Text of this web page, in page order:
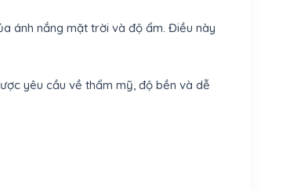
ánh nắng mặt trời và độ ẩm. Điều này
yêu cầu về thẩm mỹ, độ bền và dễ